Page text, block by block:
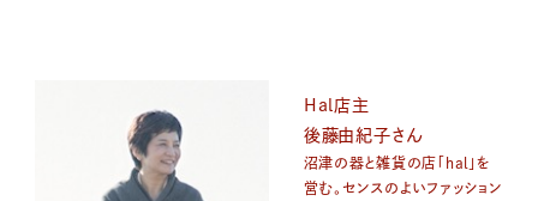
Hal店主
後藤由紀子さん
沼津の器と雑貨の店「hal」を
営む。センスのよいファッション